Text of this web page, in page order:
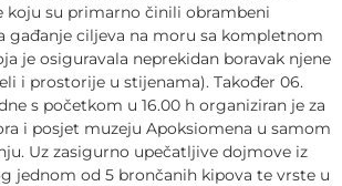
koju su primarno činili obrambeni
gađanje ciljeva na moru sa kompletnom
je osiguravala neprekidan boravak njene
i prostorije u stijenama). Također 06.
s početkom u 16.00 h organiziran je za
i posjet muzeju Apoksiomena u samom
Uz zasigurno upečatljive dojmove iz
jednom od 5 brončanih kipova te vrste u